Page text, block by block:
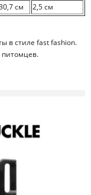
см 2,5 см
в стиле fast fashion.